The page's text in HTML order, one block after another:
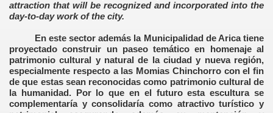
attraction that will be recognized and incorporated into the
day-to-day work of the city.
En este sector además la Municipalidad de Arica tiene
proyectado construir un paseo temático en homenaje al
patrimonio cultural y natural de la ciudad y nueva región,
especialmente respecto a las Momias Chinchorro con el fin
de que estas sean reconocidas como patrimonio cultural de
la humanidad. Por lo que en el futuro esta escultura se
complementaría y consolidaría como atractivo turístico y